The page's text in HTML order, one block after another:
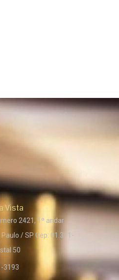
Vista
2421, 1º andar
/ SP Cep: 01.311-
50
3193